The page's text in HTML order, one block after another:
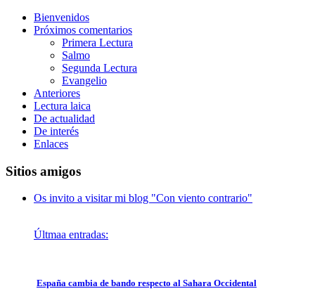
Bienvenidos
Próximos comentarios
Primera Lectura
Salmo
Segunda Lectura
Evangelio
Anteriores
Lectura laica
De actualidad
De interés
Enlaces
Sitios amigos
Os invito a visitar mi blog "Con viento contrario"
Últmaa entradas:
España cambia de bando respecto al Sahara Occidental